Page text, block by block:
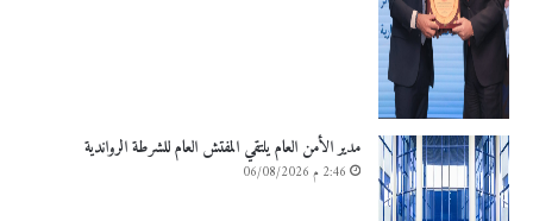
مدير الأمن العام يلتقي المفتش العام للشرطة الرواندية
2:46 م 06/08/2026